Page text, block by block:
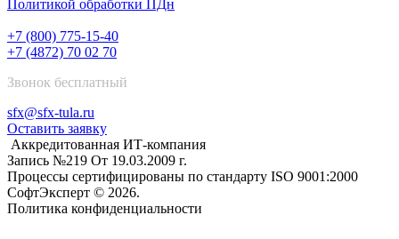
Политикой обработки ПДн
+7 (800) 775-15-40
+7 (4872) 70 02 70
Звонок бесплатный
sfx@sfx-tula.ru
Оставить заявку
Аккредитованная ИТ-компания
Запись №219 От 19.03.2009 г.
Процессы сертифицированы по стандарту ISO 9001:2000
СофтЭксперт © 2026.
Политика конфиденциальности